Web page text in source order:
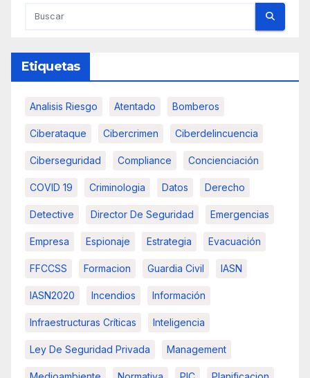
Etiquetas
Analisis Riesgo Atentado Bomberos
Ciberataque Cibercrimen Ciberdelincuencia
Ciberseguridad Compliance Concienciación
COVID 19 Criminologia Datos Derecho
Detective Director De Seguridad Emergencias
Empresa Espionaje Estrategia Evacuación
FFCCSS Formacion Guardia Civil IASN
IASN2020 Incendios Información
Infraestructuras Críticas Inteligencia
Ley De Seguridad Privada Management